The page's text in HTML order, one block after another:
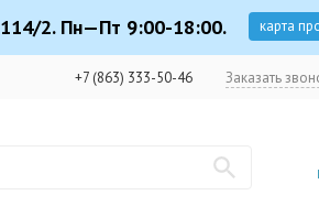
2. Пн—Пт 9:00-18:00. карта
+7 (863) 333-50-46 Заказать